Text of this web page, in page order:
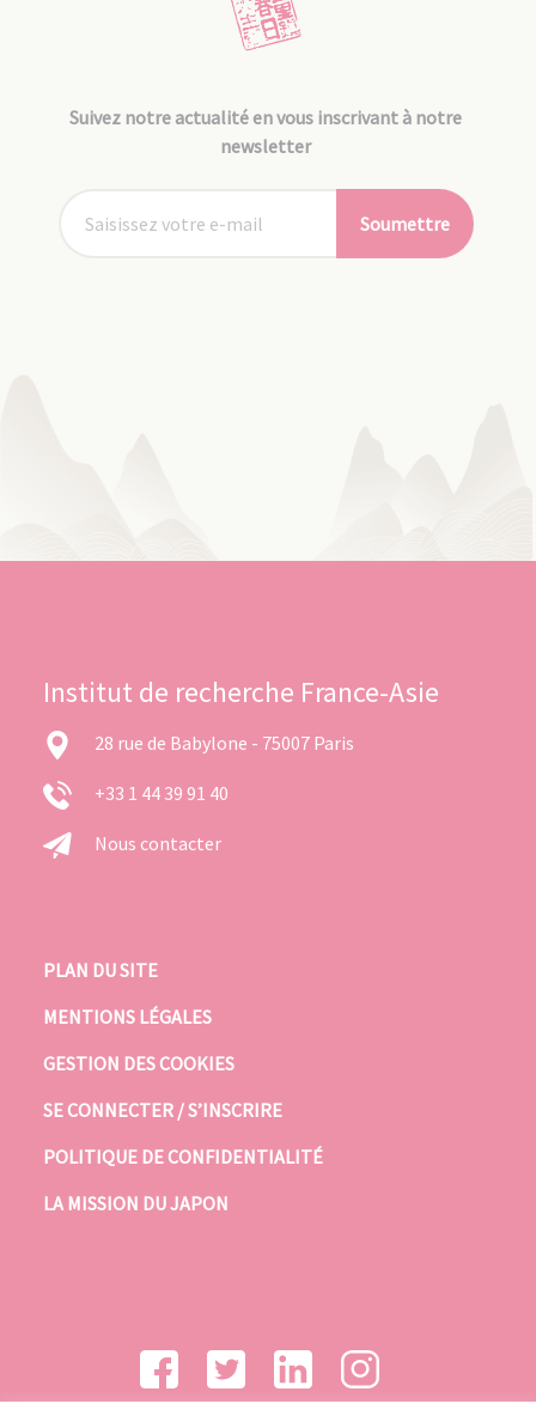
Suivez notre actualité en vous inscrivant à notre
newsletter
Soumettre
Institut de recherche France-Asie
28 rue de Babylone - 75007 Paris
+33 1 44 39 91 40
Nous contacter
PLAN DU SITE
MENTIONS LÉGALES
GESTION DES COOKIES
SE CONNECTER / S’INSCRIRE
POLITIQUE DE CONFIDENTIALITÉ
LA MISSION DU JAPON